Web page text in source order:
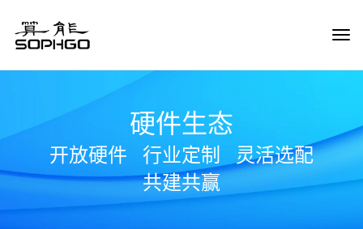
硬件生态
开放硬件 行业定制
灵活选配
共建共赢